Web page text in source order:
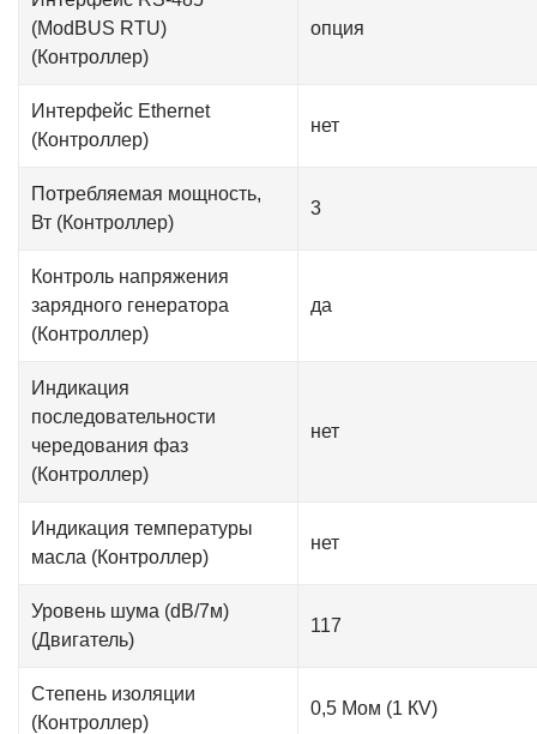
(ModBUS RTU)
(Контроллер)
опция
Интерфейс Ethernet
(Контроллер)
нет
Потребляемая мощность,
Вт (Контроллер)
3
Контроль напряжения
зарядного генератора
(Контроллер)
да
Индикация
последовательности
чередования фаз
(Контроллер)
нет
Индикация температуры
масла (Контроллер)
нет
Уровень шума (dB/7м)
(Двигатель)
117
Степень изоляции
(Контроллер)
0,5 Мом (1 КV)